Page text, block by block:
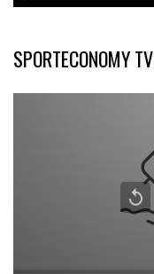
SPORTECONOMY TV